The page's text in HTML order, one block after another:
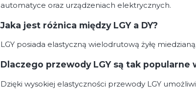
automatyce oraz urządzeniach elektrycznych.
Jaka jest różnica między LGY a DY?
LGY posiada elastyczną wielodrutową żyłę
Dlaczego przewody LGY są tak popularne
Dzięki wysokiej elastyczności przewody LGY